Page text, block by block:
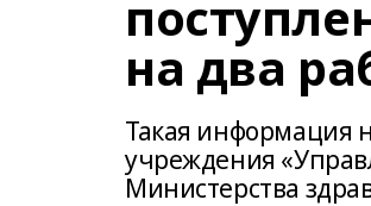
на два
Такая информация
учреждения
Министерства